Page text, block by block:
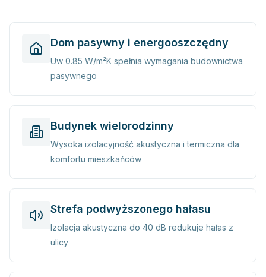
Dom pasywny i energooszczędny
Uw 0.85 W/m²K spełnia wymagania budownictwa
pasywnego
Budynek wielorodzinny
Wysoka izolacyjność akustyczna i termiczna dla
komfortu mieszkańców
Strefa podwyższonego hałasu
Izolacja akustyczna do 40 dB redukuje hałas z
ulicy